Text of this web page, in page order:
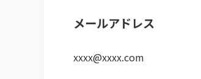
メールアドレス
xxxx@xxxx.com